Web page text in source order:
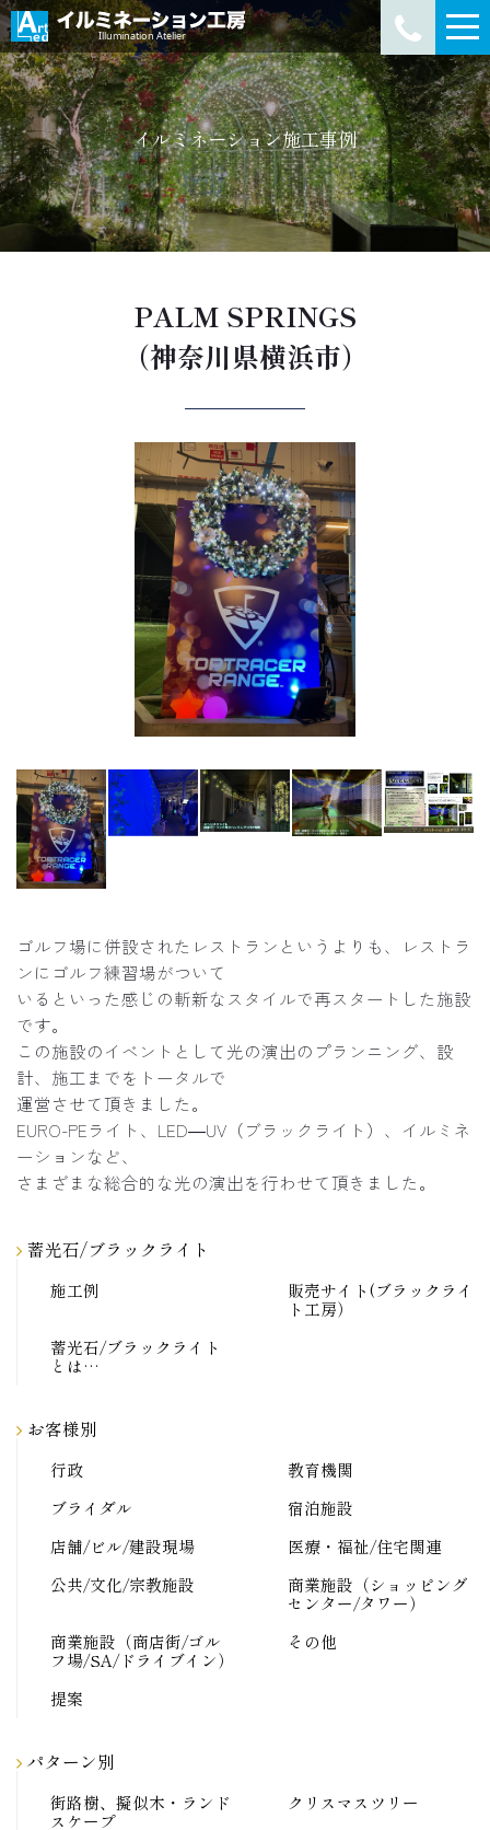
イルミネーション施工事例
蓄光石/ブラックライト
施工例
販売サイト(ブラックライ
ト工房）
蓄光石/ブラックライト
とは…
お客様別
行政
教育機関
ブライダル
宿泊施設
店舗/ビル/建設現場
医療・福祉/住宅関連
公共/文化/宗教施設
商業施設（ショッピング
センター/タワー）
商業施設（商店街/ゴル
フ場/SA/ドライブイン）
その他
提案
パターン別
街路樹、擬似木・ランド
スケープ
クリスマスツリー
PALM SPRINGS
（神奈川県横浜市）
ゴルフ場に併設されたレストランというよりも、レストラ
ンにゴルフ練習場がついて
いるといった感じの斬新なスタイルで再スタートした施設
です。
この施設のイベントとして光の演出のプランニング、設
計、施工までをトータルで
運営させて頂きました。
EURO-PEライト、LED―UV（ブラックライト）、イルミネ
ーションなど、
さまざまな総合的な光の演出を行わせて頂きました。